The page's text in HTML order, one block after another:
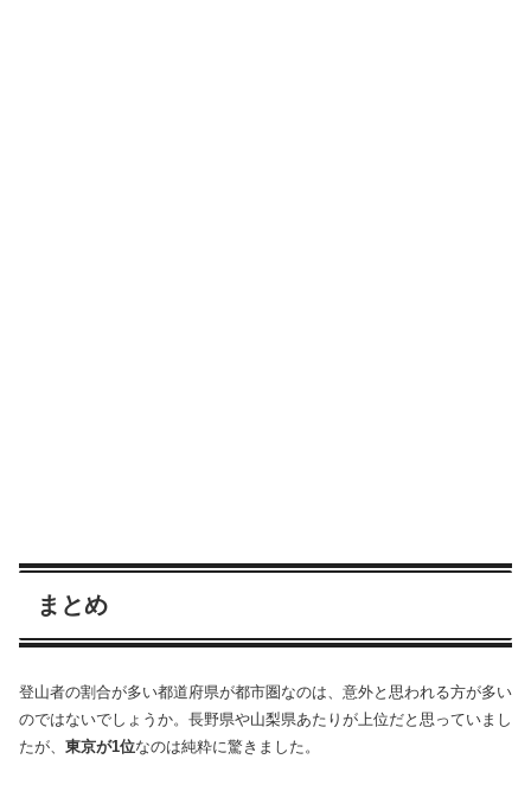
まとめ
登山者の割合が多い都道府県が都市圏なのは、意外と思われる方が多い
のではないでしょうか。長野県や山梨県あたりが上位だと思っていまし
たが、 東京が1位なのは純粋に驚きました。